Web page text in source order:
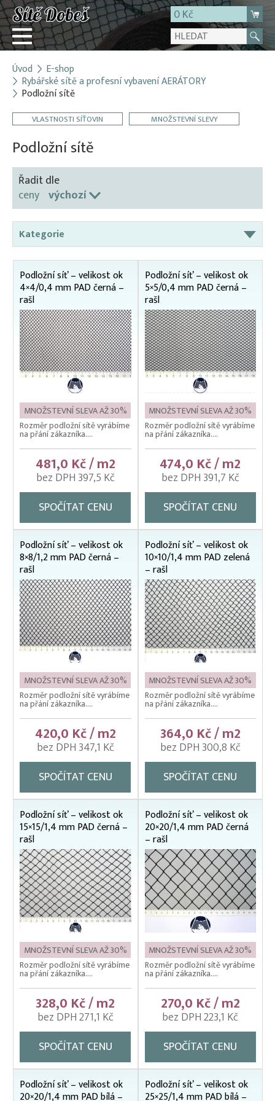
0 Kč
Přihlásit
Registrace
E-shop
O firmě
Kontakt
Úvod E-shop
Rybářské sítě a profesní vybavení AERÁTORY
Podložní sítě
VLASTNOSTI SÍŤOVIN MNOŽSTEVNÍ SLEVY
Podložní sítě
Řadit dle
ceny výchozí
Kategorie
Čeřeny hospodářské
Kádě, kbelíky, vany
Kesery a saky na ryby
Kolíbky – klecové plovoucí odchovny
Kolíbky – krycí sítě na kolíbky
Kolíbky/haltýře – dvojitý plovoucí rám
Kolíbky/haltýře – jednoduchý plovoucí rám
Kolíbky/haltýře jednoduché závěsné (klecové sítě)
Krycí sítě na kádě a bazény
Krycí sítě na sádky, rybníky a klecové chovy
Lodě pracovní
Lodní motory závěsné Honda
Násady na kesery a saky
Nevody
Nosítka na ryby, rukávy na nošení
Odchovné bazény a žlaby
Planktonové (uhelonové) vybavení
Podložní sítě
Pomocné rybářské vybavení
Prubní ploty
Přebírka kaprová
Přepínací ploty
Přepravní bedny na ryby
Rukáv na vysazování
Rybářské pracovní oděvy
Třídička rybího plůdku
Váhy na ryby (trojnožka)
Vatky – zátahové sítě
Vatky sádkové zesílené
Vatky stahovací, kruhové (“Japonky“)
Vrhací sítě na ryby
Vzduchování
Zátahové sítě
Zpracovatelský/technologický stůl
Podložní síť – velikost ok
4×4/0,4 mm PAD černá –
rašl
MNOŽSTEVNÍ SLEVA AŽ 30%
Rozměr podložní sítě vyrábíme
na přání zákazníka....
481,0 Kč / m2
bez DPH 397,5 Kč
SPOČÍTAT CENU
Podložní síť – velikost ok
5×5/0,4 mm PAD černá –
rašl
MNOŽSTEVNÍ SLEVA AŽ 30%
Rozměr podložní sítě vyrábíme
na přání zákazníka....
474,0 Kč / m2
bez DPH 391,7 Kč
SPOČÍTAT CENU
Podložní síť – velikost ok
8×8/1,2 mm PAD černá –
rašl
MNOŽSTEVNÍ SLEVA AŽ 30%
Rozměr podložní sítě vyrábíme
na přání zákazníka....
420,0 Kč / m2
bez DPH 347,1 Kč
SPOČÍTAT CENU
Podložní síť – velikost ok
10×10/1,4 mm PAD zelená
– rašl
MNOŽSTEVNÍ SLEVA AŽ 30%
Rozměr podložní sítě vyrábíme
na přání zákazníka....
364,0 Kč / m2
bez DPH 300,8 Kč
SPOČÍTAT CENU
Podložní síť – velikost ok
15×15/1,4 mm PAD černá –
rašl
MNOŽSTEVNÍ SLEVA AŽ 30%
Rozměr podložní sítě vyrábíme
na přání zákazníka....
328,0 Kč / m2
bez DPH 271,1 Kč
SPOČÍTAT CENU
Podložní síť – velikost ok
20×20/1,4 mm PAD černá
– rašl
MNOŽSTEVNÍ SLEVA AŽ 30%
Rozměr podložní sítě vyrábíme
na přání zákazníka....
270,0 Kč / m2
bez DPH 223,1 Kč
SPOČÍTAT CENU
Podložní síť – velikost ok
20×20/1,4 mm PAD bílá –
Podložní síť – velikost ok
25×25/1,4 mm PAD bílá –